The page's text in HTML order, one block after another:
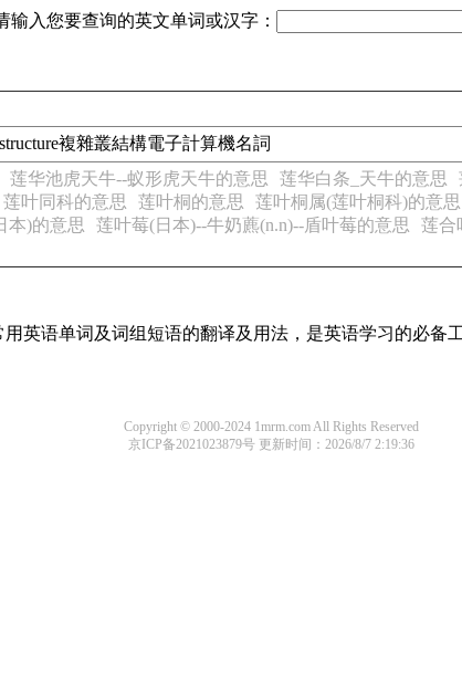
输入您要查询的英文单词或汉字：
複雜叢結構電子計算機名詞
莲华池虎天牛--蚁形虎天牛的意思 莲华白条_天牛的意思
莲叶同科的意思 莲叶桐的意思 莲叶桐属(莲叶桐科)的意思
本)的意思 莲叶莓(日本)--牛奶藨(n.n)--盾叶莓的意思 莲合
英语单词及词组短语的翻译及用法，是英语学习的必备工
Copyright © 2000-2024 1mrm.com All Rights Reserved
京ICP备2021023879号 更新时间：2026/8/7 2:19:36